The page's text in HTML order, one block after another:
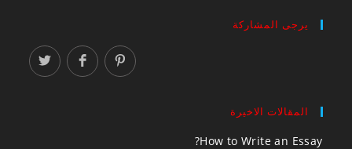
يرجى المشاركة
المقالات الاخيرة
How to Write an Essay?